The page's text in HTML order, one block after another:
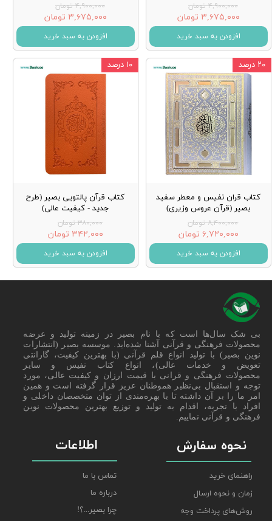
۴,۹۰۰,۰۰۰ تومان
۳,۶۷۵,۰۰۰ تومان
افزودن به سبد خرید
۴,۹۰۰,۰۰۰ تومان
۳,۶۷۵,۰۰۰ تومان
افزودن به سبد خرید
کتاب قران نفیس و معطر سفید
بصیر (قرآن عروس وزیری)
۸,۴۰۰,۰۰۰ تومان
۶,۷۲۰,۰۰۰ تومان
افزودن به سبد خرید
۲۰ درصد
کتاب قرآن پالتویی بصیر (طرح
جدید - کیفیت عالی)
۳۸۰,۰۰۰ تومان
۳۴۲,۰۰۰ تومان
افزودن به سبد خرید
۱۰ درصد
نحوه سفارش
راهنمای خرید
زمان و نحوه ارسال
روش‌های پرداخت وجه
اطلاعات
تماس با ما
درباره ما
چرا بصیر...؟!
بی شک سال‌ها است که با نام بصیر در زمینه تولید و عرضه
محصولات فرهنگی و قرآنی آشنا شده‌اید. موسسه بصیر (انتشارات
نوین بصیر) با تولید انواع قلم قرآنی (با بهترین کیفیت، گارانتی
تعویض و خدمات عالی)، انواع کتاب نفیس و سایر
محصولات فرهنگی و قرانی با قیمت ارزان و کیفیت عالی، مورد
توجه و استقبال بی‌نظیر هموطنان عزیز قرار گرفته است و همین
امر ما را بر آن داشته تا با بهره‌مندی از توان متخصصان داخلی و
افراد با تجربه، اقدام به تولید و توزیع بهترین محصولات نوین
فرهنگی و قرآنی نماییم.